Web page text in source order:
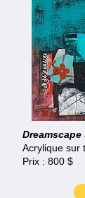
Acrylique sur
Prix : 800 $